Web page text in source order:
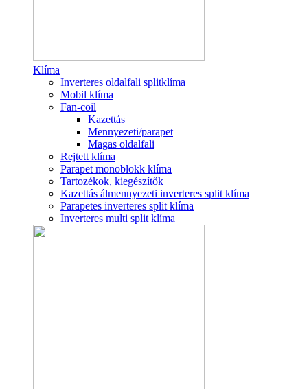
Klíma
Inverteres oldalfali splitklíma
Mobil klíma
Fan-coil
Kazettás
Mennyezeti/parapet
Magas oldalfali
Rejtett klíma
Parapet monoblokk klíma
Tartozékok, kiegészítők
Kazettás álmennyezeti inverteres split klíma
Parapetes inverteres split klíma
Inverteres multi split klíma